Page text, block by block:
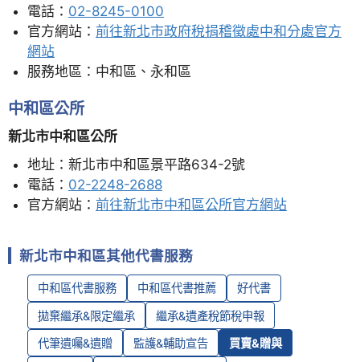
電話： 02-8245-0100
官方網站： 前往新北市政府稅捐稽徵處中和分處官方
網站
服務地區：中和區、永和區
中和區公所
新北市中和區公所
地址：新北市中和區景平路634-2號
電話： 02-2248-2688
官方網站： 前往新北市中和區公所官方網站
新北市中和區其他代書服務
中和區代書服務 中和區代書推薦 好代書
拋棄繼承&限定繼承 繼承&遺產稅節稅申報
代筆遺囑&遺贈 監護&輔助宣告 買賣&贈與